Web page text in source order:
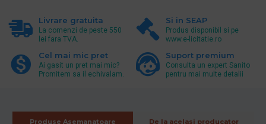
Livrare gratuita
La comenzi de peste 550
lei fara TVA.
Si in SEAP
Produs disponibil si pe
www.e-licitatie.ro
Cel mai mic pret
Ai gasit un pret mai mic?
Promitem sa il echivalam.
Suport premium
Consulta un expert Sanito
pentru mai multe detalii
Produse Asemanatoare De la acelasi producator